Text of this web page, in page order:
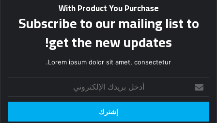
With Product You Purchase
Subscribe to our mailing list to
get the new updates!
Lorem ipsum dolor sit amet, consectetur.
بريدك
الإلكتروني